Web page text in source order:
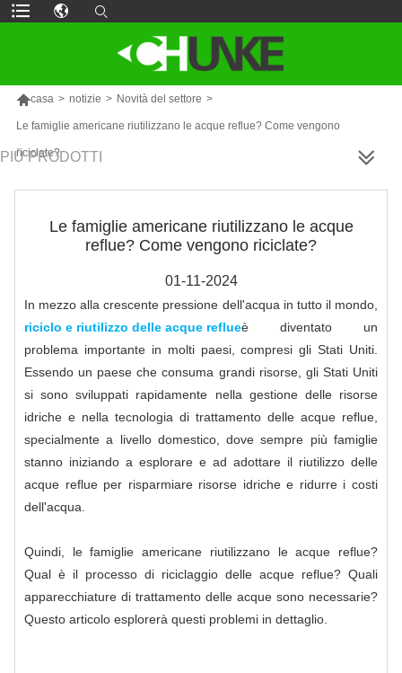
casa > notizie > Novità del settore >
Le famiglie americane riutilizzano le acque reflue? Come vengono
riciclate?
PIÙ PRODOTTI
Le famiglie americane riutilizzano le acque
reflue? Come vengono riciclate?
01-11-2024
In mezzo alla crescente pressione dell'acqua in tutto il mondo,
riciclo e riutilizzo delle acque reflueè diventato un
problema importante in molti paesi, compresi gli Stati Uniti.
Essendo un paese che consuma grandi risorse, gli Stati Uniti
si sono sviluppati rapidamente nella gestione delle risorse
idriche e nella tecnologia di trattamento delle acque reflue,
specialmente a livello domestico, dove sempre più famiglie
stanno iniziando a esplorare e ad adottare il riutilizzo delle
acque reflue per risparmiare risorse idriche e ridurre i costi
dell'acqua.
Quindi, le famiglie americane riutilizzano le acque reflue?
Qual è il processo di riciclaggio delle acque reflue? Quali
apparecchiature di trattamento delle acque sono necessarie?
Questo articolo esplorerà questi problemi in dettaglio.